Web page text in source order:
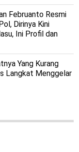
Februanto Resmi
Dirinya Kini
Ini Profil dan
Yang Kurang
Langkat Menggelar